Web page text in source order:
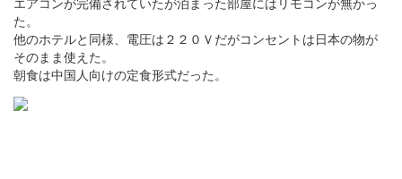
た。
他のホテルと同様、電圧は２２０Ｖだがコンセントは日本の物が
そのまま使えた。
朝食は中国人向けの定食形式だった。